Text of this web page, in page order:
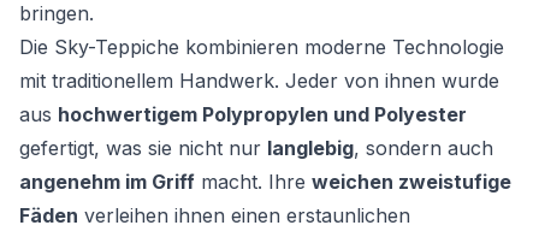
bringen.
Die Sky-Teppiche kombinieren moderne Technologie
mit traditionellem Handwerk. Jeder von ihnen wurde
aus hochwertigem Polypropylen und Polyester
gefertigt, was sie nicht nur langlebig, sondern auch
angenehm im Griff macht. Ihre weichen zweistufige
Fäden verleihen ihnen einen erstaunlichen